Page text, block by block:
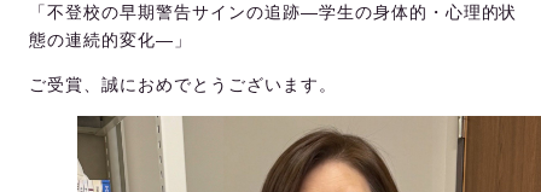
「不登校の早期警告サインの追跡―学生の身体的・心理的状
態の連続的変化―」
ご受賞、誠におめでとうございます。